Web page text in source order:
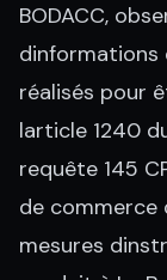
BODACC,
dinformations
réalisés pour
larticle 1240
requête 145
de commerce
mesures